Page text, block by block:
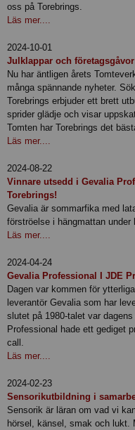
oss på Torebrings.
Läs mer....
2024-10-01
Julklappar och
Nu har äntligen årets
många spännande nyheter.
Torebrings erbjuder ett brett
sprider glädje och visar
Tomten har Torebrings det
Läs mer....
2024-08-22
Vinnare utsedd i Gevalia
Torebrings!
Gevalia är sommarfika med
förströelse i hängmattan under
Läs mer....
2024-04-24
Gevalia Professional I JDE
Dagen var kommen för
leverantör Gevalia som har
slutet på 1980-talet var
Professional hade ett gediget
call.
Läs mer....
2024-02-23
Sensorikutbildning i
Sensorik är läran om vad vi
hörsel, känsel, smak och lukt.